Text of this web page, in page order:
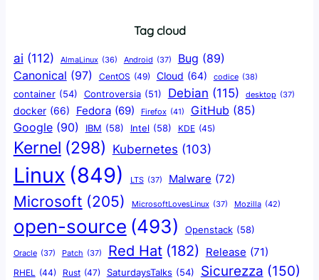
Tag cloud
ai (112) AlmaLinux (36) Android (37) Bug (89)
Canonical (97) CentOS (49) Cloud (64) codice (38)
container (54) Controversia (51) Debian (115) desktop (37)
docker (66) Fedora (69) Firefox (41) GitHub (85)
Google (90) IBM (58) Intel (58) KDE (45)
Kernel (298) Kubernetes (103)
Linux (849) LTS (37) Malware (72)
Microsoft (205) MicrosoftLovesLinux (37) Mozilla (42)
open-source (493) Openstack (58)
Oracle (37) Patch (37) Red Hat (182) Release (71)
RHEL (44) Rust (47) SaturdaysTalks (54) Sicurezza (150)